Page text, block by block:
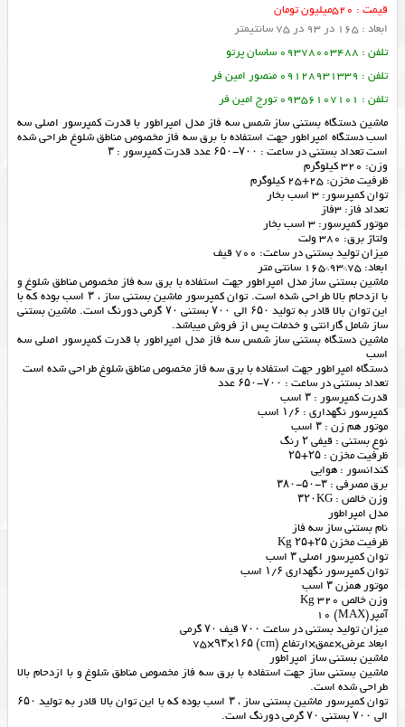
قیمت : 520میلیون تومان
ابعاد : 165 در 93 در 75 سانتیمتر
تلفن : 09378003488 ساسان پرتو
تلفن : 09128931339 منصور امین فر
تلفن : 09356107101 تورج امین فر
ماشین دستگاه بستنی ساز شمس سه فاز مدل امپراطور با قدرت کمپرسور اصلی سه
اسب دستگاه امپراطور جهت استفاده با برق سه فاز مخصوص مناطق شلوغ طراحی شده
است تعداد بستنی در ساعت : ۷۰۰-۶۵۰ عدد قدرت کمپرسور : ۳
وزن: 320 کیلوگرم
ظرفیت مخزن: 25+25 کیلوگرم
توان کمپرسور: 3 اسب بخار
تعداد فاز: 3فاز
موتور کمپرسور: 3 اسب بخار
ولتاژ برق: 380 ولت
میزان تولید بستنی در ساعت: 700 قیف
ابعاد: 75*93*165 سانتی متر
ماشین بستنی ساز مدل امپراطور جهت استفاده با برق سه فاز مخصوص مناطق شلوغ و
با ازدحام بالا طراحی شده است. توان کمپرسور ماشین بستنی ساز ، ۳ اسب بوده که با
این توان بالا قادر به تولید ۶۵۰ الی ۷۰۰ بستنی ۷۰ گرمی دورنگ است. ماشین بستنی
ساز شامل گارانتی و خدمات پس از فروش میباشد.
ماشین دستگاه بستنی ساز شمس سه فاز مدل امپراطور با قدرت کمپرسور اصلی سه
اسب
دستگاه امپراطور جهت استفاده با برق سه فاز مخصوص مناطق شلوغ طراحی شده است
تعداد بستنی در ساعت : ۷۰۰-۶۵۰ عدد
قدرت کمپرسور : ۳ اسب
کمپرسور نگهداری : ۱/۶ اسب
موتور هم زن : ۳ اسب
نوع بستنی : قیفی ۲ رنگ
ظرفیت مخزن : ۲۵+۲۵
کندانسور : هوایی
برق مصرفی : ۳-۵۰-۳۸۰
وزن خالص : ۳۲۰KG
مدل امپراطور
نام بستنی ساز سه فاز
ظرفیت مخزن ۲۵+۲۵ Kg
توان کمپرسور اصلی ۳ اسب
توان کمپرسور نگهداری ۱/۶ اسب
موتور همزن ۳ اسب
وزن خالص Kg 320
آمپر(MAX) 10
میزان تولید بستنی در ساعت ۷۰۰ قیف ۷۰ گرمی
ابعاد عرض×عمق×ارتفاع (cm) 75×۹۳×۱۶۵
ماشین بستنی ساز امپراطور
ماشین بستنی ساز جهت استفاده با برق سه فاز مخصوص مناطق شلوغ و با ازدحام بالا
طراحی شده است.
توان کمپرسور ماشین بستنی ساز ، ۳ اسب بوده که با این توان بالا قادر به تولید ۶۵۰
الی ۷۰۰ بستنی ۷۰ گرمی دورنگ است.